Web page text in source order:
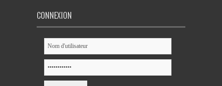
CONNEXION